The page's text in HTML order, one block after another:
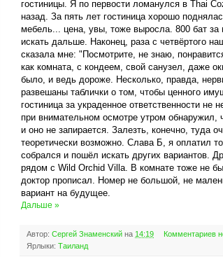
гостиницы. Я по первости ломанулся в Thai
назад. За пять лет гостиница хорошо
мебель... цена, увы, тоже выросла. 800 бат за
искать дальше. Наконец, раза с четвёртого
сказала мне: "Посмотрите, не знаю,
как комната, с кондеем, свой санузел, даже
было, и ведь дороже. Несколько, правда,
развешаны таблички о том, чтобы ценного
гостиница за украденное ответственности не
при внимательном осмотре утром обнаружил,
и оно не запирается. Залезть, конечно, туда
теоретически возможно. Слава Б, я оплатил
собрался и пошёл искать других вариантов.
рядом с Wild Orchid Villa. В комнате тоже не
доктор прописал. Номер не большой, не
вариант на будущее.
Дальше »
Автор: Сергей Знаменский на 14:19
Комментариев
Ярлыки: Таиланд